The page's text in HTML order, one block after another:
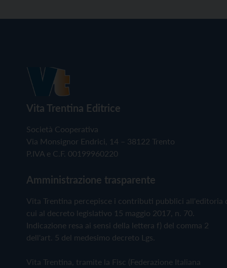
Vita Trentina Editrice
Società Cooperativa
Via Monsignor Endrici, 14 – 38122 Trento
P.IVA e C.F. 00199960220
Amministrazione trasparente
Vita Trentina percepisce i contributi pubblici all'editoria
cui al decreto legislativo 15 maggio 2017, n. 70.
Indicazione resa ai sensi della lettera f) del comma 2
dell'art. 5 del medesimo decreto Lgs.
Vita Trentina, tramite la Fisc (Federazione Italiana